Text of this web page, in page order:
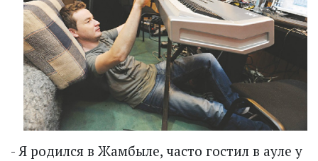
- Я родился в Жамбыле, часто гостил в ауле у